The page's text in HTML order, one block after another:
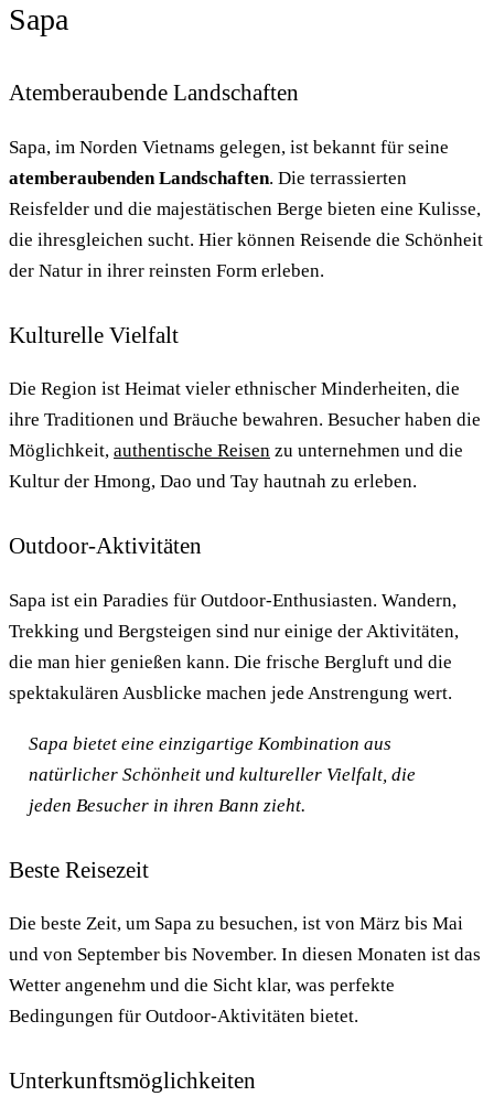
Sapa
Atemberaubende Landschaften
Sapa, im Norden Vietnams gelegen, ist bekannt für seine
atemberaubenden Landschaften. Die terrassierten
Reisfelder und die majestätischen Berge bieten eine Kulisse,
die ihresgleichen sucht. Hier können Reisende die Schönheit
der Natur in ihrer reinsten Form erleben.
Kulturelle Vielfalt
Die Region ist Heimat vieler ethnischer Minderheiten, die
ihre Traditionen und Bräuche bewahren. Besucher haben die
Möglichkeit, authentische Reisen zu unternehmen und die
Kultur der Hmong, Dao und Tay hautnah zu erleben.
Outdoor-Aktivitäten
Sapa ist ein Paradies für Outdoor-Enthusiasten. Wandern,
Trekking und Bergsteigen sind nur einige der Aktivitäten,
die man hier genießen kann. Die frische Bergluft und die
spektakulären Ausblicke machen jede Anstrengung wert.
Sapa bietet eine einzigartige Kombination aus
natürlicher Schönheit und kultureller Vielfalt, die
jeden Besucher in ihren Bann zieht.
Beste Reisezeit
Die beste Zeit, um Sapa zu besuchen, ist von März bis Mai
und von September bis November. In diesen Monaten ist das
Wetter angenehm und die Sicht klar, was perfekte
Bedingungen für Outdoor-Aktivitäten bietet.
Unterkunftsmöglichkeiten